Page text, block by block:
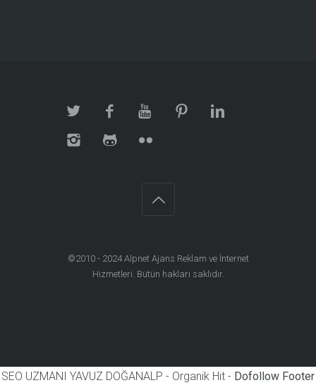
©2010 - 2024Alpnet Ajans Reklam ve İnternet
Hizmetleri . Bütün hakları saklıdır.
SEO UZMANI YAVUZ DOĞANALP - Organik Hit - Dofollow Footer